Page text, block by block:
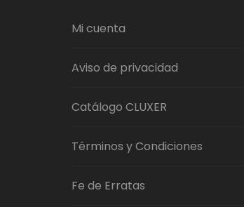
Mi cuenta
Aviso de privacidad
Catálogo CLUXER
Términos y Condiciones
Fe de Erratas